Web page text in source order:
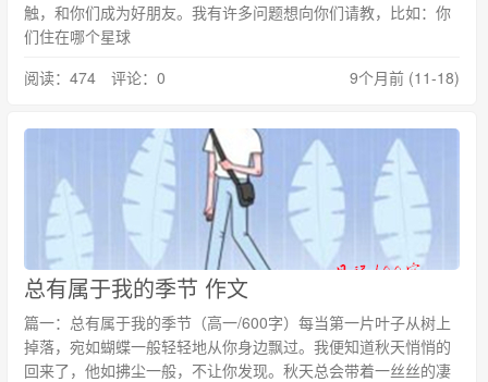
触，和你们成为好朋友。我有许多问题想向你们请教，比如：你
们住在哪个星球
阅读：474 评论：0
9个月前 (11-18)
总有属于我的季节 作文
篇一：总有属于我的季节（高一/600字）每当第一片叶子从树上
掉落，宛如蝴蝶一般轻轻地从你身边飘过。我便知道秋天悄悄的
回来了，他如拂尘一般，不让你发现。秋天总会带着一丝丝的凄